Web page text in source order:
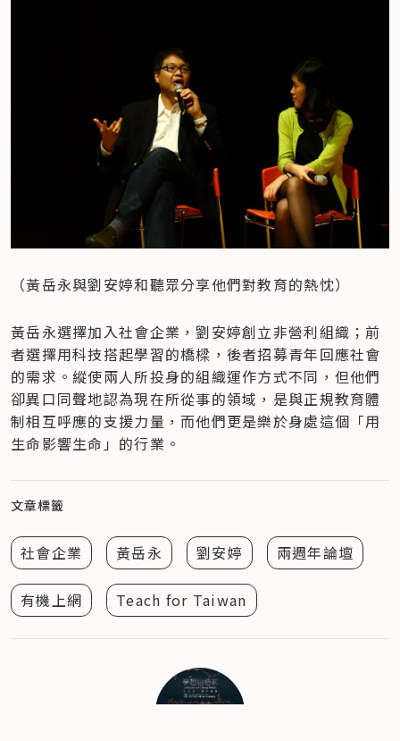
（黃岳永與劉安婷和聽眾分享他們對教育的熱忱）
黃岳永選擇加入社會企業，劉安婷創立非營利組織；前
者選擇用科技搭起學習的橋樑，後者招募青年回應社會
的需求。縱使兩人所投身的組織運作方式不同，但他們
卻異口同聲地認為現在所從事的領域，是與正規教育體
制相互呼應的支援力量，而他們更是樂於身處這個「用
生命影響生命」的行業。
文章標籤
社會企業 黃岳永 劉安婷 兩週年論壇
有機上網 Teach for Taiwan